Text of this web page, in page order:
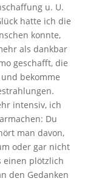
u. U.
hatte ich die
konnte,
als dankbar
geschafft, die
bekomme
intensiv, ich
Du
man davon,
oder gar nicht
einen plötzlich
den Gedanken